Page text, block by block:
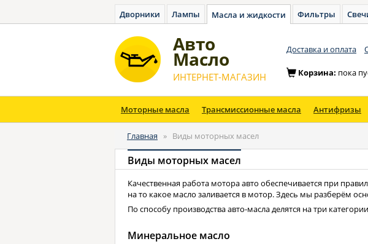
Дворники Лампы Масла и жидкости Фильтры
Авто
Масло
ИНТЕРНЕТ-МАГАЗИН
Доставка и оплата
Корзина: пока
Моторные масла Трансмиссионные масла Антифризы
Главная » Виды моторных масел
Виды моторных масел
Качественная работа мотора авто обеспечивается при
на то какое масло заливается в мотор. Здесь мы разберём
По способу производства авто-масла делятся на три
Минеральное масло